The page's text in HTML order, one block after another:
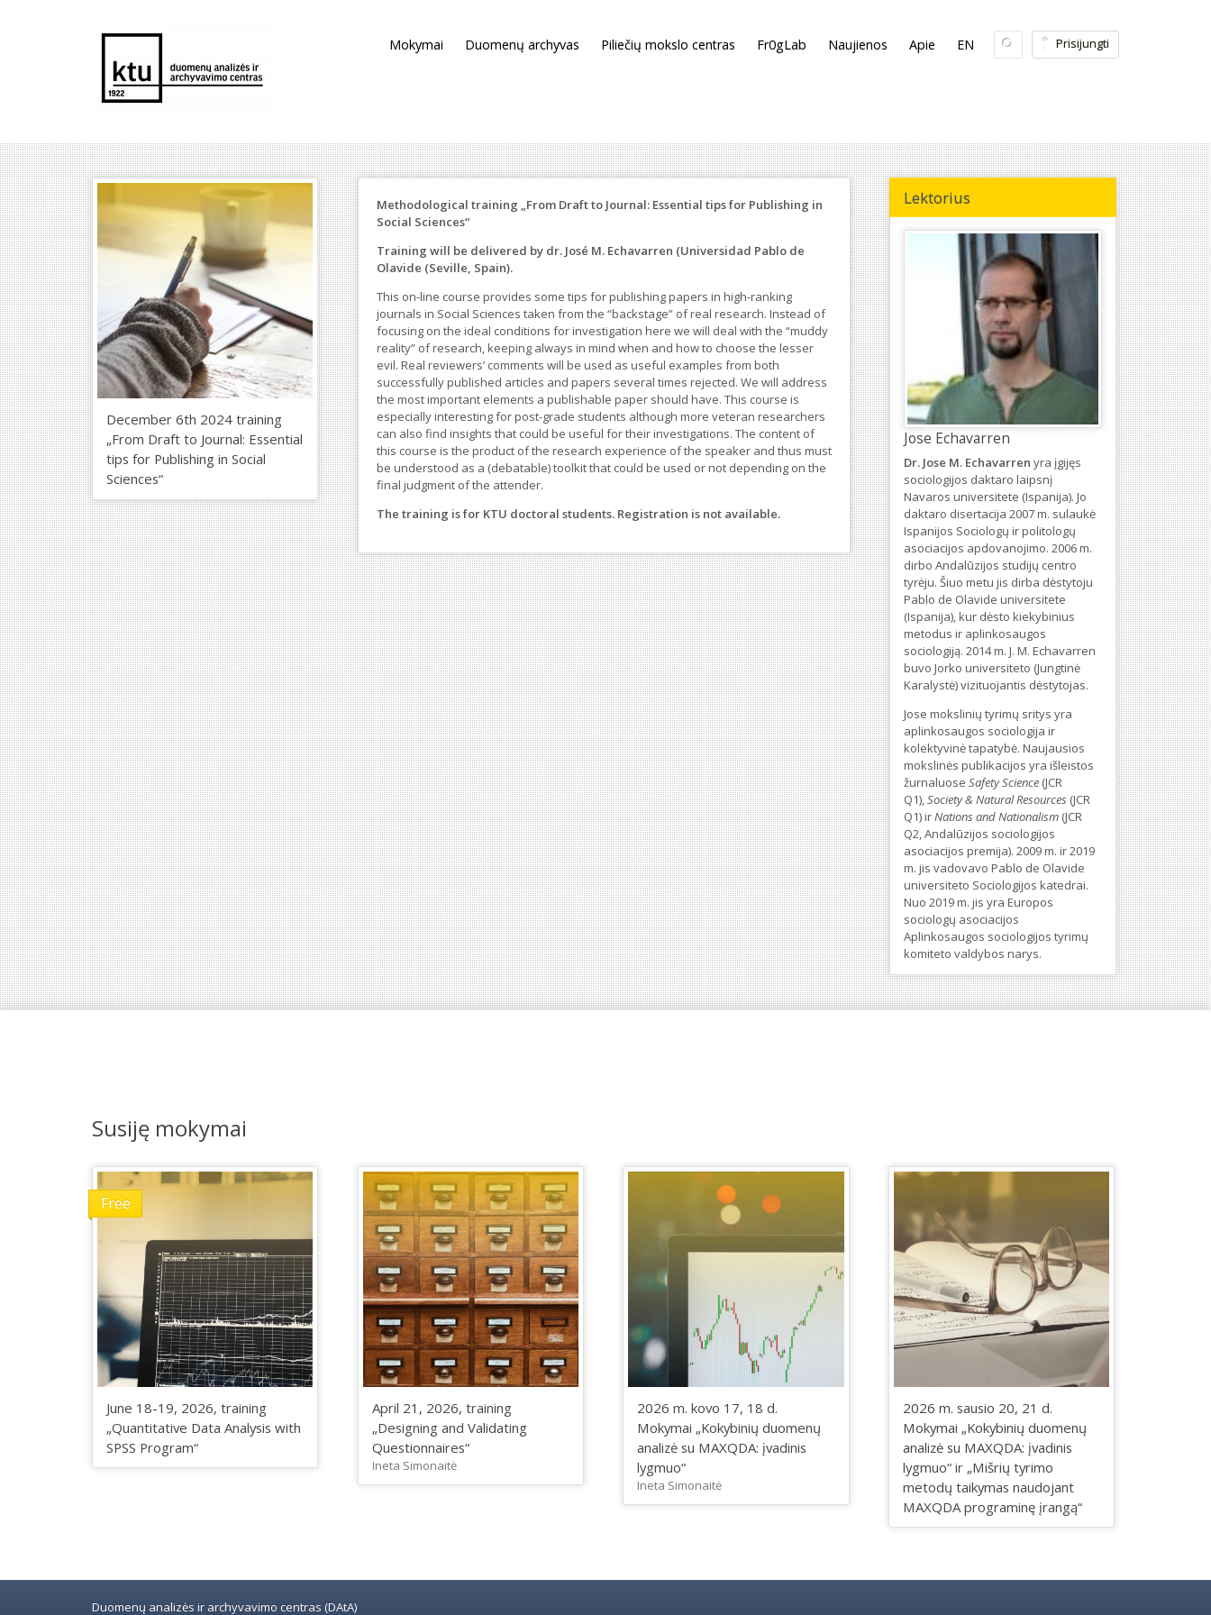
Prisijungti
Mokymai Duomenų archyvas Piliečių mokslo centras Fr0gLab Naujienos Apie EN
December 6th 2024 training
„From Draft to Journal: Essential
tips for Publishing in Social
Sciences“
Methodological training „From Draft to Journal: Essential tips for Publishing in
Social Sciences“
Training will be delivered by dr. José M. Echavarren (Universidad Pablo de
Olavide (Seville, Spain).
This on-line course provides some tips for publishing papers in high-ranking
journals in Social Sciences taken from the “backstage” of real research. Instead of
focusing on the ideal conditions for investigation here we will deal with the “muddy
reality” of research, keeping always in mind when and how to choose the lesser
evil. Real reviewers’ comments will be used as useful examples from both
successfully published articles and papers several times rejected. We will address
the most important elements a publishable paper should have. This course is
especially interesting for post-grade students although more veteran researchers
can also find insights that could be useful for their investigations. The content of
this course is the product of the research experience of the speaker and thus must
be understood as a (debatable) toolkit that could be used or not depending on the
final judgment of the attender.
The training is for KTU doctoral students. Registration is not available.
Lektorius
Jose Echavarren
Dr. Jose M. Echavarren yra įgijęs
sociologijos daktaro laipsnį
Navaros universitete (Ispanija). Jo
daktaro disertacija 2007 m. sulaukė
Ispanijos Sociologų ir politologų
asociacijos apdovanojimo. 2006 m.
dirbo Andalūzijos studijų centro
tyrėju. Šiuo metu jis dirba dėstytoju
Pablo de Olavide universitete
(Ispanija), kur dėsto kiekybinius
metodus ir aplinkosaugos
sociologiją. 2014 m. J. M. Echavarren
buvo Jorko universiteto (Jungtinė
Karalystė) vizituojantis dėstytojas.
Jose mokslinių tyrimų sritys yra
aplinkosaugos sociologija ir
kolektyvinė tapatybė. Naujausios
mokslinės publikacijos yra išleistos
žurnaluoseSafety Science (JCR
Q1),Society & Natural Resources (JCR
Q1) irNations and Nationalism (JCR
Q2, Andalūzijos sociologijos
asociacijos premija). 2009 m. ir 2019
m. jis vadovavo Pablo de Olavide
universiteto Sociologijos katedrai.
Nuo 2019 m. jis yra Europos
sociologų asociacijos
Aplinkosaugos sociologijos tyrimų
komiteto valdybos narys.
Susiję mokymai
Free
June 18-19, 2026, training
„Quantitative Data Analysis with
SPSS Program“
April 21, 2026, training
„Designing and Validating
Questionnaires“
Ineta Simonaitė
2026 m. kovo 17, 18 d.
Mokymai „Kokybinių duomenų
analizė su MAXQDA: įvadinis
lygmuo“
Ineta Simonaitė
2026 m. sausio 20, 21 d.
Mokymai „Kokybinių duomenų
analizė su MAXQDA: įvadinis
lygmuo“ ir „Mišrių tyrimo
metodų taikymas naudojant
MAXQDA programinę įrangą“
Duomenų analizės ir archyvavimo centras (DAtA)